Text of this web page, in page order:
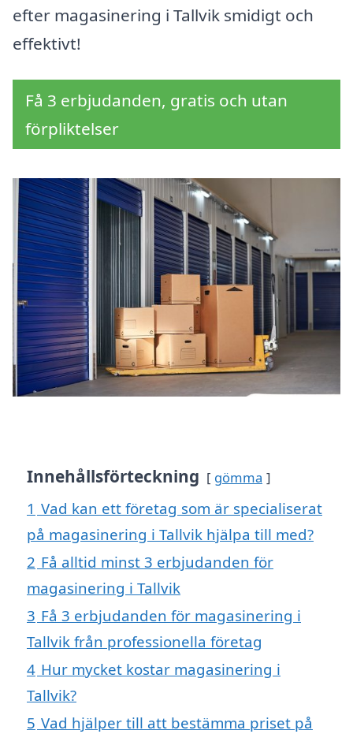
efter magasinering i Tallvik smidigt och
effektivt!
Få 3 erbjudanden, gratis och utan
förpliktelser
Innehållsförteckning gömma
1 Vad kan ett företag som är specialiserat
på magasinering i Tallvik hjälpa till med?
2 Få alltid minst 3 erbjudanden för
magasinering i Tallvik
3 Få 3 erbjudanden för magasinering i
Tallvik från professionella företag
4 Hur mycket kostar magasinering i
Tallvik?
5 Vad hjälper till att bestämma priset på